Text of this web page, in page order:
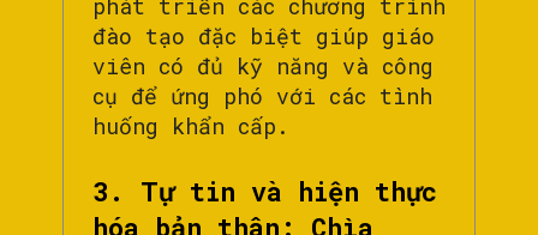
đào tạo đặc biệt giúp giáo
viên có đủ kỹ năng và công
cụ để ứng phó với các tình
huống khẩn cấp.
3. Tự tin và hiện thực
hóa bản thân: Chìa